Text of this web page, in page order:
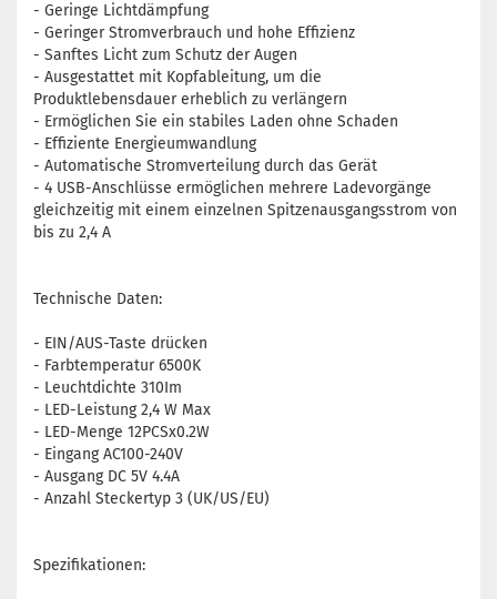
- Geringe Lichtdämpfung
- Geringer Stromverbrauch und hohe Effizienz
- Sanftes Licht zum Schutz der Augen
- Ausgestattet mit Kopfableitung, um die
Produktlebensdauer erheblich zu verlängern
- Ermöglichen Sie ein stabiles Laden ohne Schaden
- Effiziente Energieumwandlung
- Automatische Stromverteilung durch das Gerät
- 4 USB-Anschlüsse ermöglichen mehrere Ladevorgänge
gleichzeitig mit einem einzelnen Spitzenausgangsstrom von
bis zu 2,4 A
Technische Daten:
- EIN/AUS-Taste drücken
- Farbtemperatur 6500K
- Leuchtdichte 310Im
- LED-Leistung 2,4 W Max
- LED-Menge 12PCSx0.2W
- Eingang AC100-240V
- Ausgang DC 5V 4.4A
- Anzahl Steckertyp 3 (UK/US/EU)
Spezifikationen: